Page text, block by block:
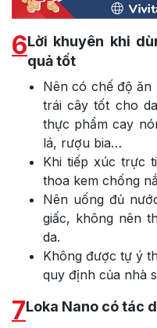
6Lời khuyên khi
quả tốt
Nên có chế độ ăn
trái cây tốt cho
thực phẩm cay
lá, rượu bia…
Khi tiếp xúc trực
thoa kem chống
Nên uống đủ
giấc, không nên
da.
Không được tự ý
quy định của nhà
7Loka Nano có tác